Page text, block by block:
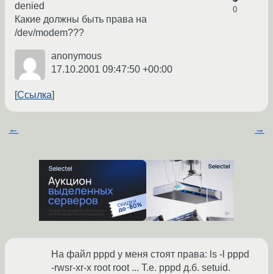
0
denied
Какие должны быть права на
/dev/modem???
anonymous
17.10.2001 09:47:50 +00:00
Ссылка
← →
На файл pppd у меня стоят права: ls -l pppd
-rwsr-xr-x root root ... Т.е. pppd д.б. setuid.